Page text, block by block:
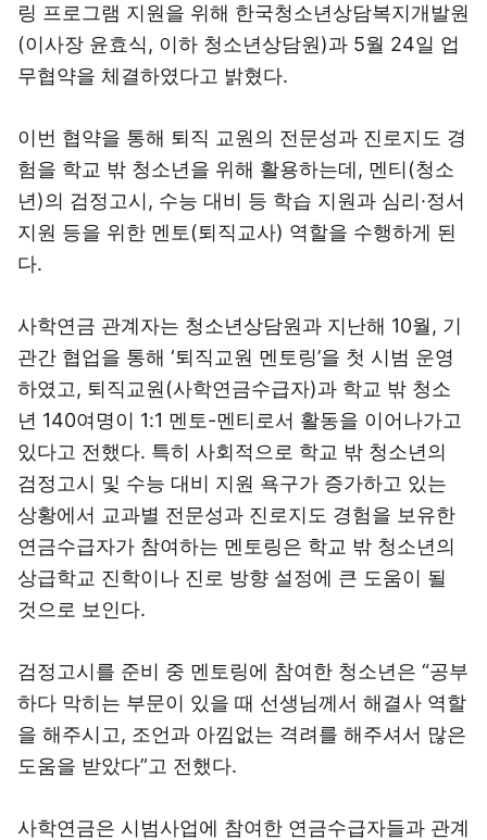
링 프로그램 지원을 위해 한국청소년상담복지개발원
(이사장 윤효식, 이하 청소년상담원)과 5월 24일 업
무협약을 체결하였다고 밝혔다.
이번 협약을 통해 퇴직 교원의 전문성과 진로지도 경
험을 학교 밖 청소년을 위해 활용하는데, 멘티(청소
년)의 검정고시, 수능 대비 등 학습 지원과 심리·정서
지원 등을 위한 멘토(퇴직교사) 역할을 수행하게 된
다.
사학연금 관계자는 청소년상담원과 지난해 10월, 기
관간 협업을 통해 ‘퇴직교원 멘토링’을 첫 시범 운영
하였고, 퇴직교원(사학연금수급자)과 학교 밖 청소
년 140여명이 1:1 멘토-멘티로서 활동을 이어나가고
있다고 전했다. 특히 사회적으로 학교 밖 청소년의
검정고시 및 수능 대비 지원 욕구가 증가하고 있는
상황에서 교과별 전문성과 진로지도 경험을 보유한
연금수급자가 참여하는 멘토링은 학교 밖 청소년의
상급학교 진학이나 진로 방향 설정에 큰 도움이 될
것으로 보인다.
검정고시를 준비 중 멘토링에 참여한 청소년은 “공부
하다 막히는 부문이 있을 때 선생님께서 해결사 역할
을 해주시고, 조언과 아낌없는 격려를 해주셔서 많은
도움을 받았다”고 전했다.
사학연금은 시범사업에 참여한 연금수급자들과 관계